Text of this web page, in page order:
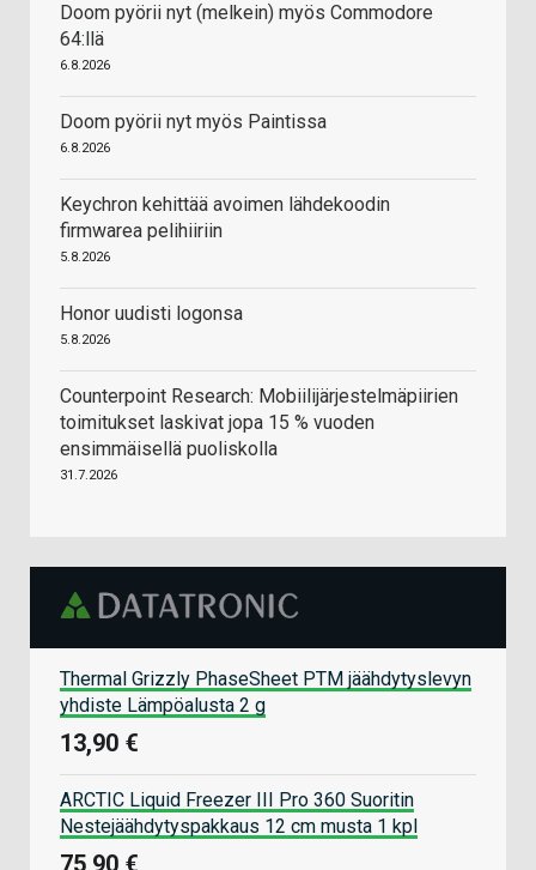
Doom pyörii nyt (melkein) myös Commodore
64:llä
6.8.2026
Doom pyörii nyt myös Paintissa
6.8.2026
Keychron kehittää avoimen lähdekoodin
firmwarea pelihiiriin
5.8.2026
Honor uudisti logonsa
5.8.2026
Counterpoint Research: Mobiilijärjestelmäpiirien
toimitukset laskivat jopa 15 % vuoden
ensimmäisellä puoliskolla
31.7.2026
Thermal Grizzly PhaseSheet PTM jäähdytyslevyn
yhdiste Lämpöalusta 2 g
13,90 €
ARCTIC Liquid Freezer III Pro 360 Suoritin
Nestejäähdytyspakkaus 12 cm musta 1 kpl
75,90 €